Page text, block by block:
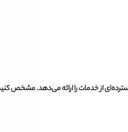
از خدمات را ارائه می‌دهد. مشخص